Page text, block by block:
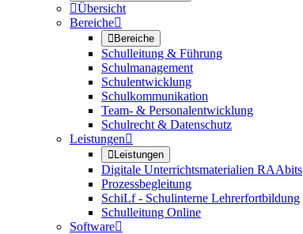
Übersicht
Bereiche
Bereiche
Schulleitung & Führung
Schulmanagement
Schulentwicklung
Schulkommunikation
Team- & Personalentwicklung
Schulrecht & Datenschutz
Leistungen
Leistungen
Digitale Unterrichtsmaterialien RAAbits
Prozessbegleitung
SchiLf - Schulinterne Lehrerfortbildung
Schulleitung Online
Software